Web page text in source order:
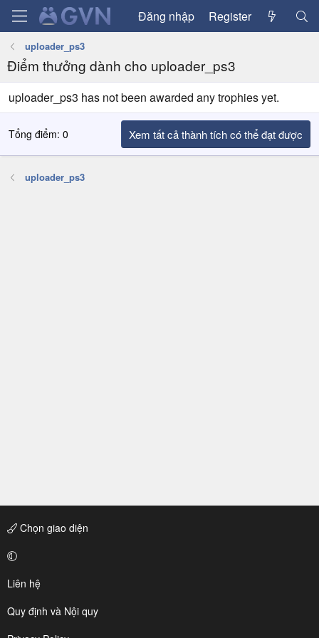
Đăng nhập Register
uploader_ps3
Điểm thưởng dành cho uploader_ps3
uploader_ps3 has not been awarded any trophies yet.
Tổng điểm: 0 Xem tất cả thành tích có thể đạt được
uploader_ps3
Chọn giao diện
Liên hệ
Quy định và Nội quy